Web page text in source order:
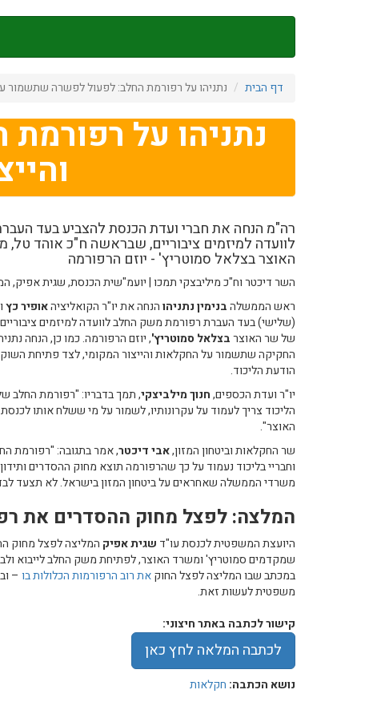
דף הבית נתניהו על רפורמת החלב: לפעול לפשרה שתשמור
נתניהו על
רה"מ הנחה את חברי ועדת הכנסת להצביע בעד
לוועדה למיזמים ציבוריים, שבראשה ח"כ אוהד
האוצר בצלאל סמוטריץ' - יוזם הרפורמה
השר דיכטר וח"כ מיליבצקי תמכו | יועמ"שית הכנסת, שגית אפיק,
ראש הממשלהבנימין נתניהוהנחה את יו"ר הקואליציהאופיר כץ
(שלישי) בעד העברת רפורמת משק החלב לוועדה למיזמים
של שר האוצרבצלאל סמוטריץ', יוזם הרפורמה. כמו כן, הנחה
החקיקה שתשמור על החקלאות והייצור המקומי, לצד פתיחת השוק
הודעת הליכוד.
יו"ר ועדת הכספים,חנוך מילביצקי, תמך בדבריו: "רפורמת החלב
הליכוד צריך לעמוד על עקרונותיו, לשמור על מי ששלח אותו
האוצר".
שר החקלאות וביטחון המזון,אבי דיכטר, אמר בתגובה: "רפורמת
וחבריי בליכוד נעמוד על כך שהרפורמה תוצא מחוק ההסדרים
משרדי הממשלה שאחראים על ביטחון המזון בישראל. לא תצעד
המלצה: לפצל מחוק ההסדרים את
היועצת המשפטית לכנסת עו"ד שגית אפיק המליצה לפצל מחוק
שמקדמים סמוטריץ' ומשרד האוצר, לפתיחת משק החלב לייבוא
במכתב שבו המליצה לפצל החוקאת רוב הרפורמות הכלולות בו –
משפטית לעשות זאת.
קישור לכתבה באתר חיצוני:
לכתבה המלאה לחץ כאן
נושא הכתבה: חקלאות